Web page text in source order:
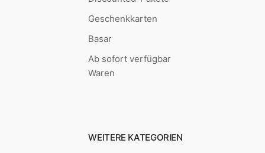
Geschenkkarten
Basar
Ab sofort verfügbar
Waren
WEITERE KATEGORIEN